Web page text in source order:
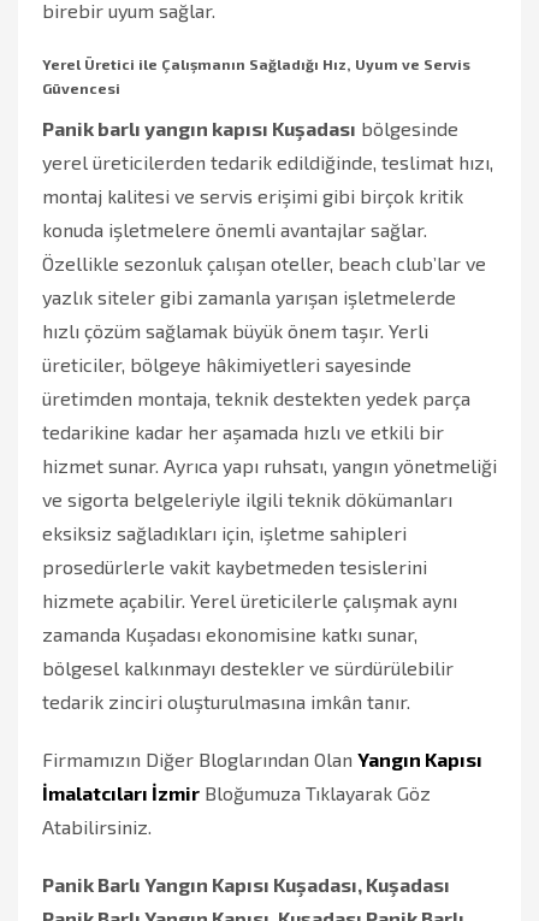
birebir uyum sağlar.
Yerel Üretici ile Çalışmanın Sağladığı Hız, Uyum ve Servis
Güvencesi
Panik barlı yangın kapısı Kuşadası bölgesinde
yerel üreticilerden tedarik edildiğinde, teslimat hızı,
montaj kalitesi ve servis erişimi gibi birçok kritik
konuda işletmelere önemli avantajlar sağlar.
Özellikle sezonluk çalışan oteller, beach club’lar ve
yazlık siteler gibi zamanla yarışan işletmelerde
hızlı çözüm sağlamak büyük önem taşır. Yerli
üreticiler, bölgeye hâkimiyetleri sayesinde
üretimden montaja, teknik destekten yedek parça
tedarikine kadar her aşamada hızlı ve etkili bir
hizmet sunar. Ayrıca yapı ruhsatı, yangın yönetmeliği
ve sigorta belgeleriyle ilgili teknik dökümanları
eksiksiz sağladıkları için, işletme sahipleri
prosedürlerle vakit kaybetmeden tesislerini
hizmete açabilir. Yerel üreticilerle çalışmak aynı
zamanda Kuşadası ekonomisine katkı sunar,
bölgesel kalkınmayı destekler ve sürdürülebilir
tedarik zinciri oluşturulmasına imkân tanır.
Firmamızın Diğer Bloglarından Olan Yangın Kapısı
İmalatcıları İzmir Bloğumuza Tıklayarak Göz
Atabilirsiniz.
Panik Barlı Yangın Kapısı Kuşadası, Kuşadası